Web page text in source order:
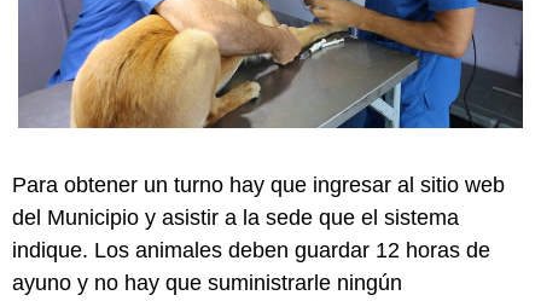
Para obtener un turno hay que ingresar al sitio web
del Municipio y asistir a la sede que el sistema
indique. Los animales deben guardar 12 horas de
ayuno y no hay que suministrarle ningún